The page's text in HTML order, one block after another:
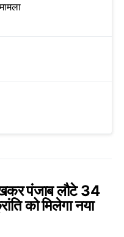
पंजाब लौटे 34
को मिलेगा नया